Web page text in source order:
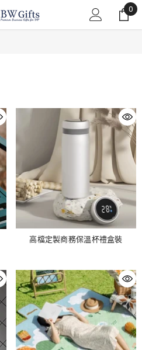
0
0
高檔定製商務保溫杯禮盒裝